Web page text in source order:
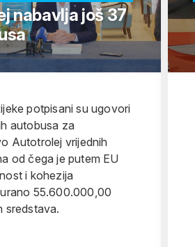
nabavlja još 37
potpisani su ugovori
autobusa za
Autotrolej vrijednih
od čega je putem EU
i kohezija
55.600.000,00
sredstava.